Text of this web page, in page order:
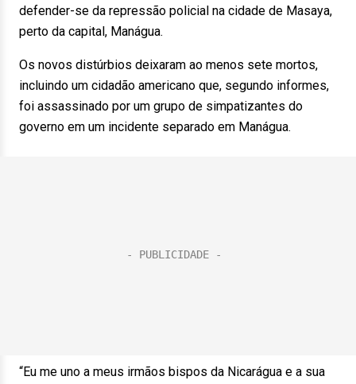
defender-se da repressão policial na cidade de Masaya,
perto da capital, Manágua.
Os novos distúrbios deixaram ao menos sete mortos,
incluindo um cidadão americano que, segundo informes,
foi assassinado por um grupo de simpatizantes do
governo em um incidente separado em Manágua.
“Eu me uno a meus irmãos bispos da Nicarágua e a sua